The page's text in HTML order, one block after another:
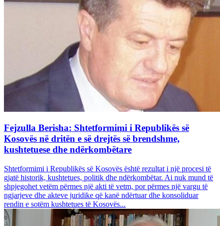
Fejzulla Berisha: Shtetformimi i Republikës së
Kosovës në dritën e së drejtës së brendshme,
kushtetuese dhe ndërkombëtare
Shtetformimi i Republikës së Kosovës është rezultat i një procesi të
gjatë historik, kushtetues, politik dhe ndërkombëtar. Ai nuk mund të
shpjegohet vetëm përmes një akti të vetm, por përmes një vargu të
ngjarjeve dhe akteve juridike që kanë ndërtuar dhe konsoliduar
rendin e sotëm kushtetues të Kosovës...